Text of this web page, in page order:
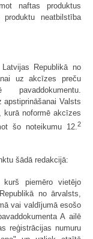
naftas produktus
neatbilstība
Republikā no
uz akcīzes preču
apstip­rināšanai Valsts
kurā noformē akcīzes
šo noteikumu 12.2
šādā redakcijā:
piemēro vietējo
no ārvalsts,
vai valdījumā esošo
A ailē
reģistrācijas numuru